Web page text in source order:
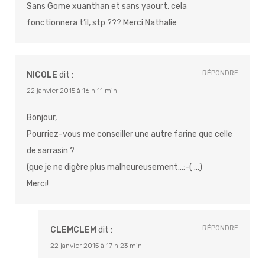
Sans Gome xuanthan et sans yaourt, cela
fonctionnera t’il, stp ??? Merci Nathalie
NICOLE dit :
22 janvier 2015 à 16 h 11 min
Bonjour,
Pourriez-vous me conseiller une autre farine que celle
de sarrasin ?
(que je ne digère plus malheureusement…:-( …)
Merci!
RÉPONDRE
CLEMCLEM dit :
22 janvier 2015 à 17 h 23 min
RÉPONDRE